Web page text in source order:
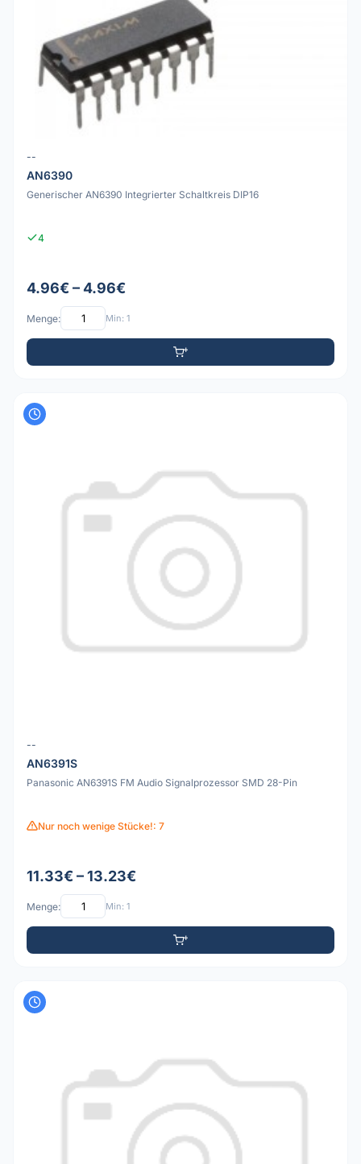
--
AN6390
Generischer AN6390 Integrierter Schaltkreis DIP16
4
4.96€ – 4.96€
Menge: Min: 1
--
AN6391S
Panasonic AN6391S FM Audio Signalprozessor SMD 28-Pin
Nur noch wenige Stücke!: 7
11.33€ – 13.23€
Menge: Min: 1